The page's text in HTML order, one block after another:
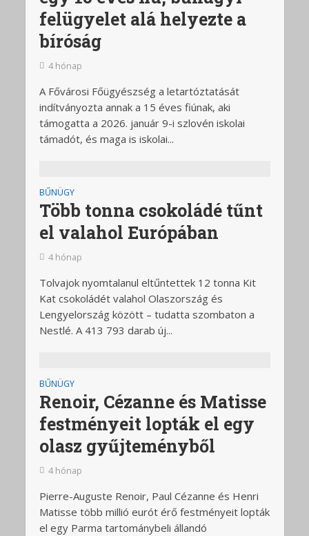
felügyelet alá helyezte a
bíróság
4 hónap
A Fővárosi Főügyészség a letartóztatását
indítványozta annak a 15 éves fiúnak, aki
támogatta a 2026. január 9-i szlovén iskolai
támadót, és maga is iskolai...
BŰNÜGY
Több tonna csokoládé tűnt
el valahol Európában
4 hónap
Tolvajok nyomtalanul eltűntettek 12 tonna Kit
Kat csokoládét valahol Olaszország és
Lengyelország között – tudatta szombaton a
Nestlé. A 413 793 darab új...
BŰNÜGY
Renoir, Cézanne és Matisse
festményeit lopták el egy
olasz gyűjteményből
4 hónap
Pierre-Auguste Renoir, Paul Cézanne és Henri
Matisse több millió eurót érő festményeit lopták
el egy Parma tartománybeli állandó